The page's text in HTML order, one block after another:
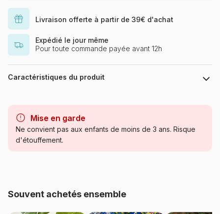
Livraison offerte à partir de 39€ d'achat
Expédié le jour même
Pour toute commande payée avant 12h
Caractéristiques du produit
Catégorie
Provenance Pologne
Mise en garde
Ne convient pas aux enfants de moins de 3 ans. Risque
d'étouffement.
Souvent achetés ensemble